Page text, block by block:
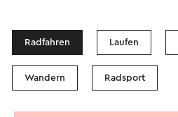
Radfahren Laufen
Wandern Radsport